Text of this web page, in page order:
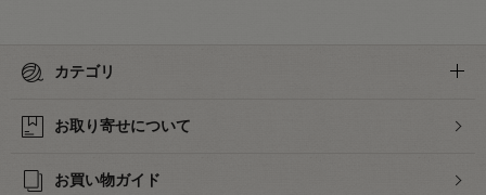
カテゴリ
お取り寄せについて
お買い物ガイド